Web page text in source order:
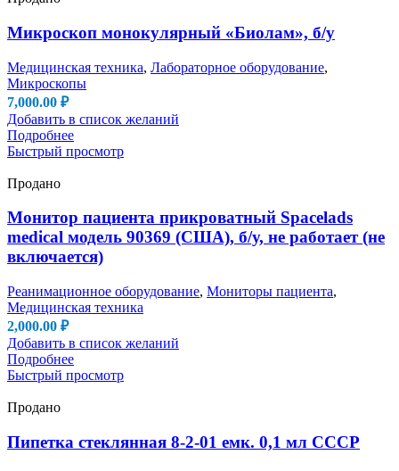
Микроскоп монокулярный «Биолам», б/у
Медицинская техника, Лабораторное оборудование,
Микроскопы
7,000.00 ₽
Добавить в список желаний
Подробнее
Быстрый просмотр
Продано
Монитор пациента прикроватный Spacelads
medical модель 90369 (США), б/у, не работает (не
включается)
Реанимационное оборудование, Мониторы пациента,
Медицинская техника
2,000.00 ₽
Добавить в список желаний
Подробнее
Быстрый просмотр
Продано
Пипетка стеклянная 8-2-01 емк. 0,1 мл СССР